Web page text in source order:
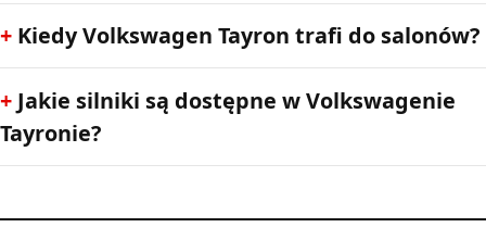
Kiedy Volkswagen Tayron trafi do salonów?
Jakie silniki są dostępne w Volkswagenie
Tayronie?